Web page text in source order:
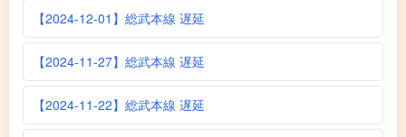
【2024-12-01】総武本線 遅延
【2024-11-27】総武本線 遅延
【2024-11-22】総武本線 遅延